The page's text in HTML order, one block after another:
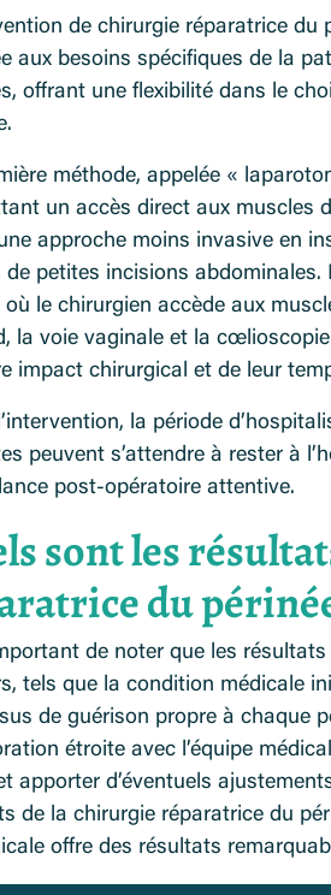
de chirurgie réparatrice du
aux besoins spécifiques de la
offrant une flexibilité dans le
méthode, appelée «
un accès direct aux muscles
approche moins invasive en
de petites incisions
le chirurgien accède aux
la voie vaginale et la
impact chirurgical et de leur
la période
peuvent s’attendre à rester à
post-opératoire attentive.
sont les
du
de noter que les
tels que la condition médicale
de guérison propre à chaque
étroite avec l’équipe
apporter d’éventuels
de la chirurgie réparatrice du
offre des résultats